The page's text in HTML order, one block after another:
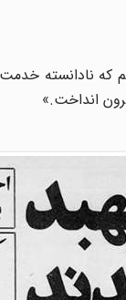
که نادانسته
انداخت.»